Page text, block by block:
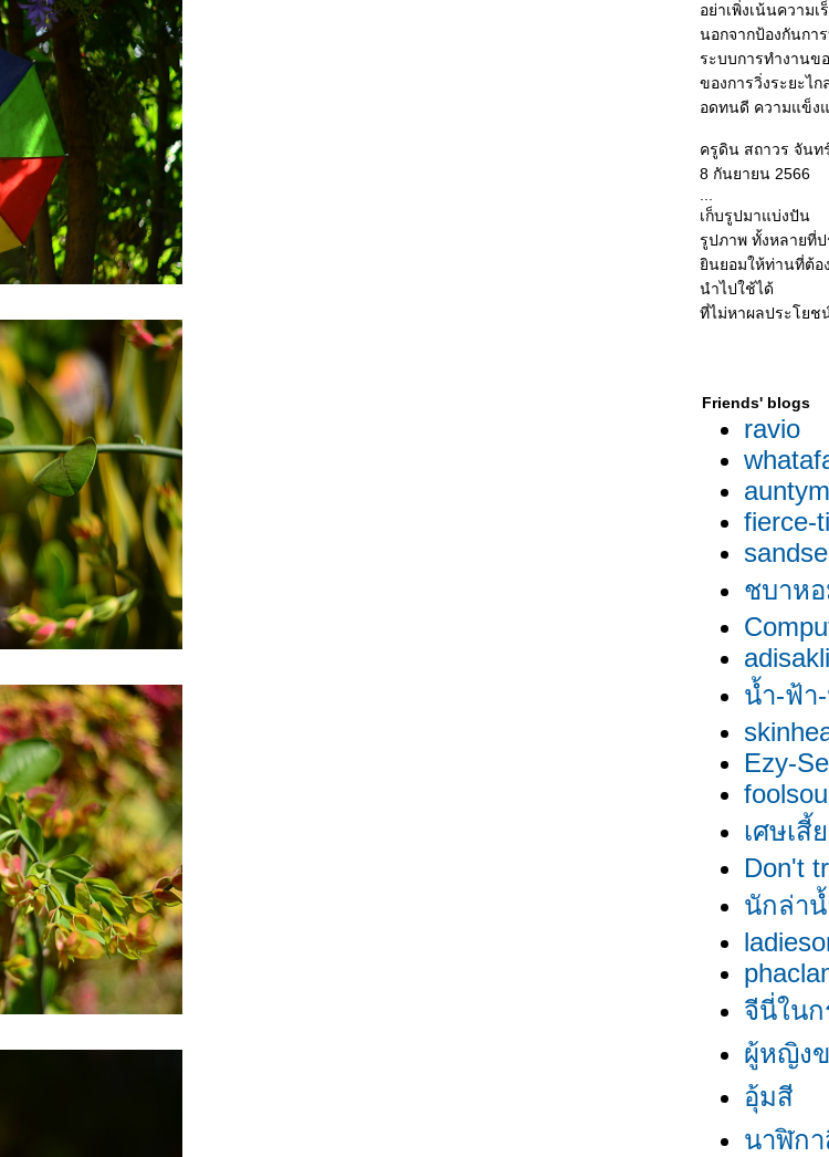
อย่าเพิ่งเน้นความ
นอกจากป้องกันกา
ระบบการทำงานข
ของการวิ่งระยะไ
อดทนดี ความแข็ง
ครูดิน สถาวร จันท
8 กันยายน 2566
เก็บรูปมาแบ่งปัน
รูปภาพ ทั้งหลายที่
นยอมให้ท่านที่ต้อ
นำไปใช้ได้
ที่ไม่หาผลประโยช
Friends' blogs
ravio
fierce-
ชบาห
น้ำ-ฟ้า
Ezy-
เศษเสี้
Don't
นักล่า
จีนี่ใน
ผู้หญิงข
อุ้มสี
นาฬิก